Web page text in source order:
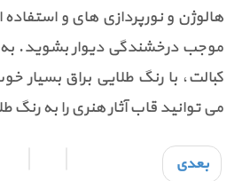
هالوژن و نورپردازی های و استفاده
موجب درخشندگی دیوار بشوید. به
کبالت، با رنگ طلایی براق
می توانید قاب آثار هنری را به رنگ
بعدی